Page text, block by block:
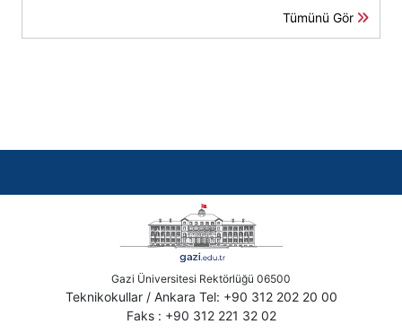
Tümünü Gör
Gazi Üniversitesi Rektörlüğü 06500
Teknikokullar / Ankara Tel: +90 312 202 20 00
Faks : +90 312 221 32 02